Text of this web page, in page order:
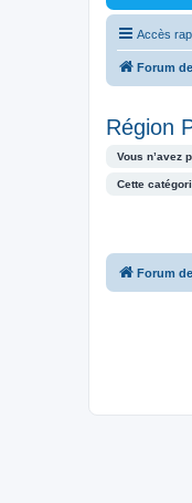
Accès
Forum
Région
Vous n’avez
Cette
Forum